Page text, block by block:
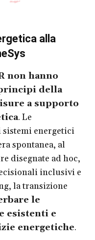
alla
non hanno
della
a supporto
. Le
sistemi energetici
spontanea, al
disegnate ad hoc,
inclusivi e
la transizione
le
esistenti e
energetiche.